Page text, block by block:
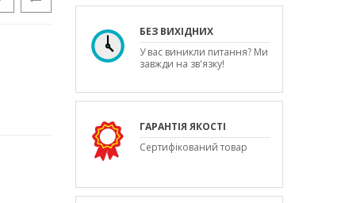
БЕЗ ВИХІДНИХ
У вас виникли питання? Ми
завжди на зв'язку!
ГАРАНТІЯ ЯКОСТІ
Сертифікований товар